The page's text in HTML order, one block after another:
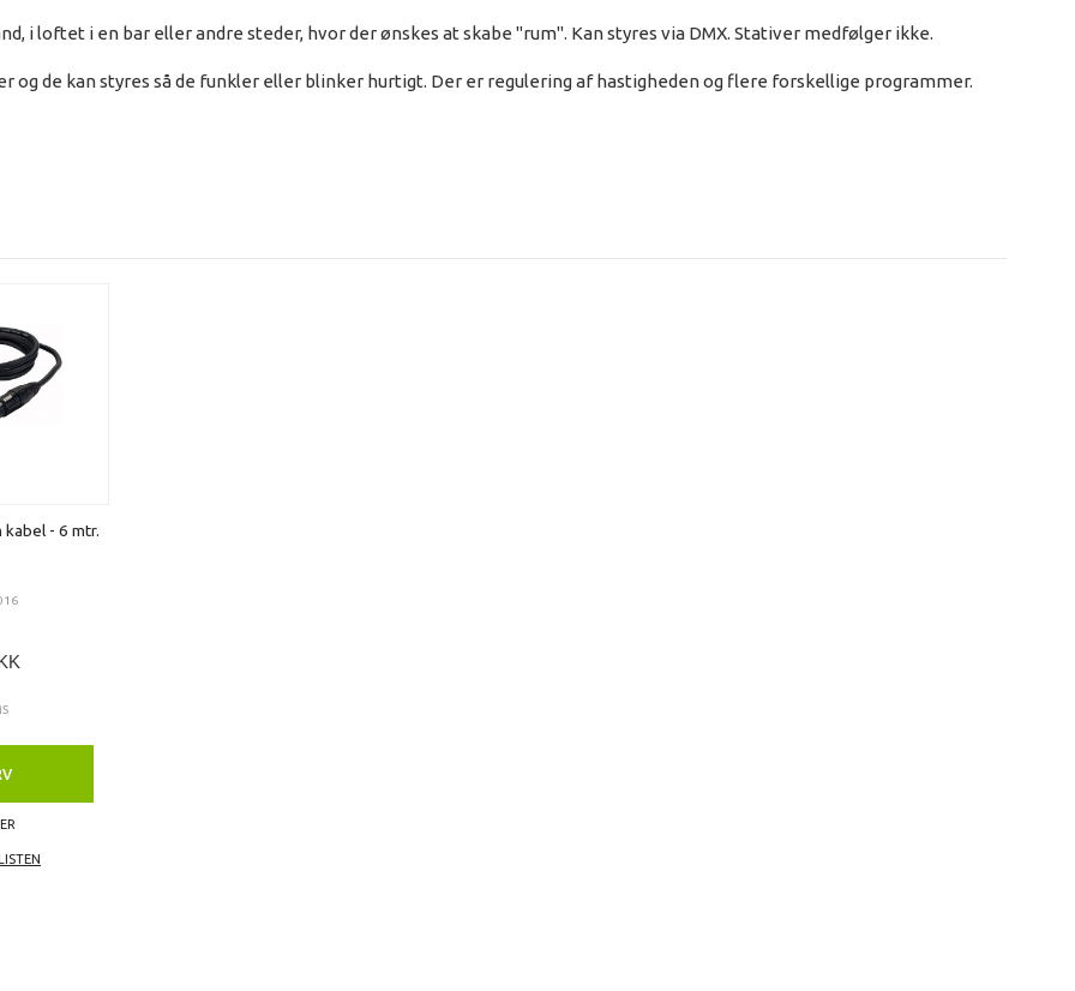
i loftet i en bar eller andre steder, hvor der ønskes at skabe "rum". Kan styres via DMX. Stativer medfølger ikke.
og de kan styres så de funkler eller blinker hurtigt. Der er regulering af hastigheden og flere forskellige programmer.
It is made of flame-retardant chute fabric (Certificate available) and controllable by its dedicated Controller
kabel - 6 mtr.